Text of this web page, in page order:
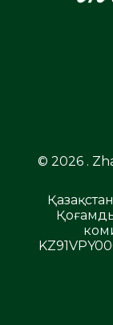
© 2026 .